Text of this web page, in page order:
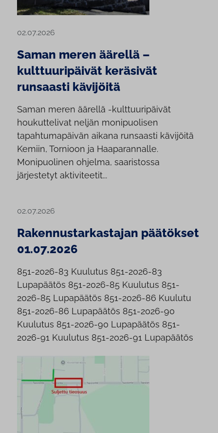
02.07.2026
Saman meren äärellä –
kulttuuripäivät keräsivät
runsaasti kävijöitä
Saman meren äärellä -kulttuuripäivät
houkuttelivat neljän monipuolisen
tapahtumapäivän aikana runsaasti kävijöitä
Kemiin, Tornioon ja Haaparannalle.
Monipuolinen ohjelma, saaristossa
järjestetyt aktiviteetit...
02.07.2026
Rakennustarkastajan päätökset
01.07.2026
851-2026-83 Kuulutus 851-2026-83
Lupapäätös 851-2026-85 Kuulutus 851-
2026-85 Lupapäätös 851-2026-86 Kuulutu
851-2026-86 Lupapäätös 851-2026-90
Kuulutus 851-2026-90 Lupapäätös 851-
2026-91 Kuulutus 851-2026-91 Lupapäätös